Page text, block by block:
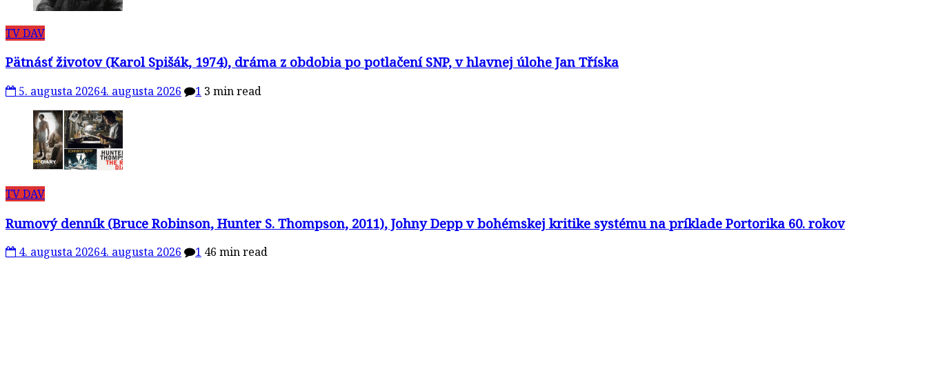
TV DAV
Pätnásť životov (Karol Spišák, 1974), dráma z obdobia po potlačení SNP, v hlavnej úlohe Jan Tříska
5. augusta 20264. augusta 2026 1 3 min read
TV DAV
Rumový denník (Bruce Robinson, Hunter S. Thompson, 2011), Johny Depp v bohémskej kritike systému na príklade Portorika 60. rokov
4. augusta 20264. augusta 2026 1 46 min read